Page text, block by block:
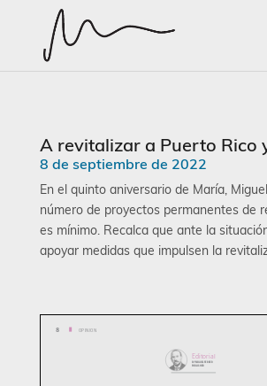
A revitalizar a Puerto Rico
8 de septiembre de 2022
En el quinto aniversario de María,
número de proyectos permanentes de
es mínimo. Recalca que ante la
apoyar medidas que impulsen la